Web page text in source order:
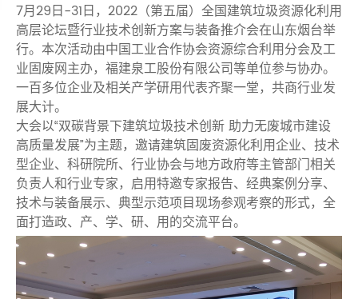
7月29日-31日，2022（第五届）全国建筑垃圾资源化利用
高层论坛暨行业技术创新方案与装备推介会在山东烟台举
行。本次活动由中国工业合作协会资源综合利用分会及工
业固废网主办，福建泉工股份有限公司等单位参与协办。
一百多位企业及相关产学研用代表齐聚一堂，共商行业发
展大计。
大会以“双碳背景下建筑垃圾技术创新 助力无废城市建设
高质量发展”为主题，邀请建筑固废资源化利用企业、技术
型企业、科研院所、行业协会与地方政府等主管部门相关
负责人和行业专家，启用特邀专家报告、经典案例分享、
技术与装备展示、典型示范项目现场参观考察的形式，全
面打造政、产、学、研、用的交流平台。